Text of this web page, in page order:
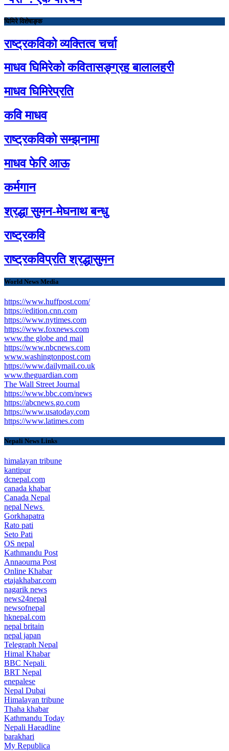
घिमिरे विशेषाङ्क
राष्ट्रकविको व्यक्तित्व चर्चा
माधव घिमिरेको कवितासङ्ग्रह बालालहरी
माधव घिमिरेप्रति
कवि माधव
राष्ट्रकविको सम्झनामा
माधव फेरि आऊ
कर्मगान
श्रद्धा सुमन-मेघनाथ बन्धु
राष्ट्रकवि
राष्ट्रकविप्रति श्रद्धासुमन
World News Media
https://www.huffpost.com/
https://edition.cnn.com
https://www.nytimes.com
https://www.foxnews.com
www.the globe and mail
https://www.nbcnews.com
www.washingtonpost.com
https://www.dailymail.co.uk
www.theguardian.com
The Wall Street Journal
https://www.bbc.com/news
https://abcnews.go.com
https://www.usatoday.com
https://www.latimes.com
Nepali News Links
himalayan tribune
kantipur
dcnepal.com
canada khabar
Canada Nepal​
nepal News
Gorkhapatra
Rato pati
Seto Pati
OS nepal
Kathmandu Post
Annaourna Post
Online Khabar
etajakhabar.com
nagarik news
news24nepal
newsofnepal
hknepal.com
nepal britain
nepal japan
Telegraph Nepal
Himal Khabar
BBC Nepali
BRT Nepal
enepalese
Nepal Dubai
Himalayan tribune
Thaha khabar
Kathmandu Today
Nepali Haeadline
barakhari
My Republica